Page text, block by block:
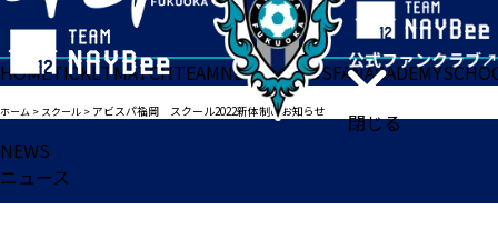
閉じる
HOMETICKETMATCHTEAMNEWSGOODSFANACADEMY
ホーム > スクール > アビスパ福岡 スクール2022新体制のお知らせ
NEWS
ニュース